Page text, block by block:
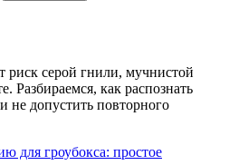
серой гнили, мучнистой
Разбираемся, как распознать
не допустить повторного